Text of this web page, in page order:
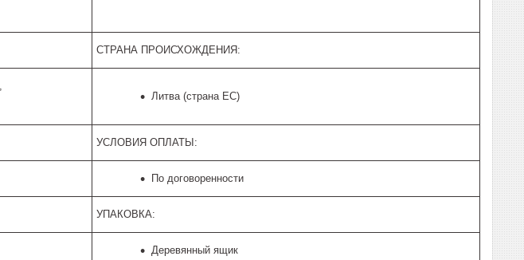
СТРАНА ПРОИСХОЖДЕНИЯ:
Литва (страна ЕС)
УСЛОВИЯ ОПЛАТЫ:
По договоренности
УПАКОВКА:
Деревянный ящик